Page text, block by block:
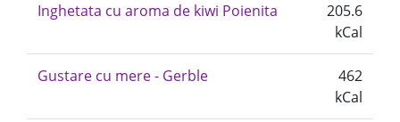
Inghetata cu aroma de kiwi Poienita
205.6
kCal
Gustare cu mere - Gerble
462
kCal